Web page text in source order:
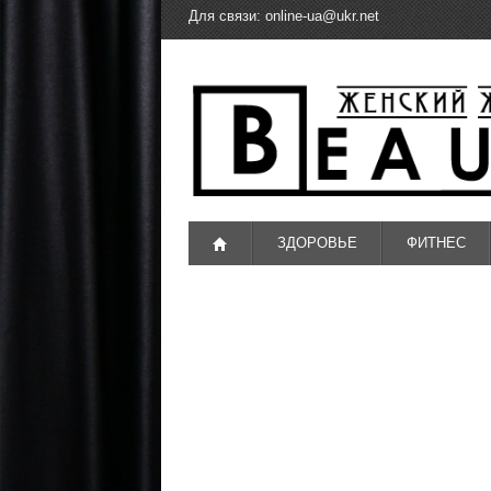
Для связи: online-ua@ukr.net
ЗДОРОВЬЕ ФИТНЕС